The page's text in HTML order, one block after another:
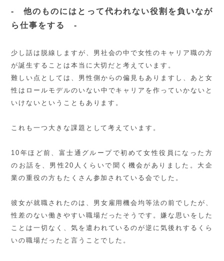
- 他のものにはとって代われない役割を負いなが
ら仕事をする -
少し話は脱線しますが、男社会の中で女性のキャリア職の方
が誕生することは本当に大切だと考えています。
難しい点としては、男性側からの偏見もありますし、あと女
性はロールモデルのいない中でキャリアを作っていかないと
いけないということもあります。
これも一つ大きな課題として考えています。
10 年ほど前、富士通グループで初めて女性役員になった方
のお話を、男性20 人くらいで聞く機会がありました。大企
業の重役の方もたくさん参加されている会でした。
彼女が就職されたのは、男女雇用機会均等法の前でしたが、
性差のない働きやすい職場だったそうです。嫌な思いをした
ことは一切なく、気を遣われているのが逆に気後れするくら
いの職場だったと言うことでした。